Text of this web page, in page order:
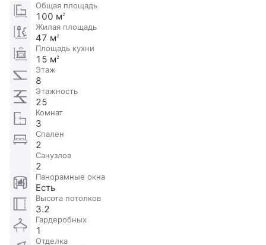
Общая площадь
100 м2
Жилая площадь
47 м2
Площадь кухни
15 м2
Этаж
8
Этажность
25
Комнат
3
Спален
2
Санузлов
2
Панорамные окна
Есть
Высота потолков
3.2
Гардеробных
1
Отделка